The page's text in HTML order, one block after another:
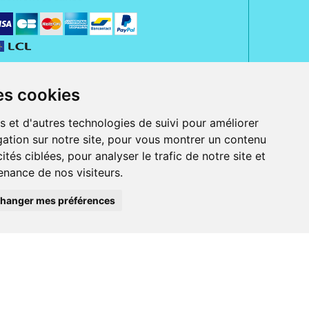
cookies
et d'autres technologies de suivi pour améliorer
sur notre site, pour vous montrer un contenu
ciblées, pour analyser le trafic de notre site et
de nos visiteurs.
mes préférences
Jeanne d' Harcourt, 80300 Albert.
ordonnance.
et iPod touch), ou sur Google Play (pour Androïd 5.0 ou version
Bancontact, PayPal.